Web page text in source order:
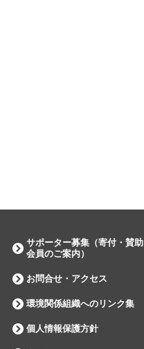
サポーター募集（寄付・賛助
会員のご案内）
お問合せ・アクセス
環境関係組織へのリンク集
個人情報保護方針